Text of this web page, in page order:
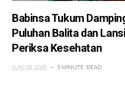
Babinsa Tukum
Puluhan Balita dan
Periksa Kesehatan
JUNI 02, 2026 3 MINUTE READ